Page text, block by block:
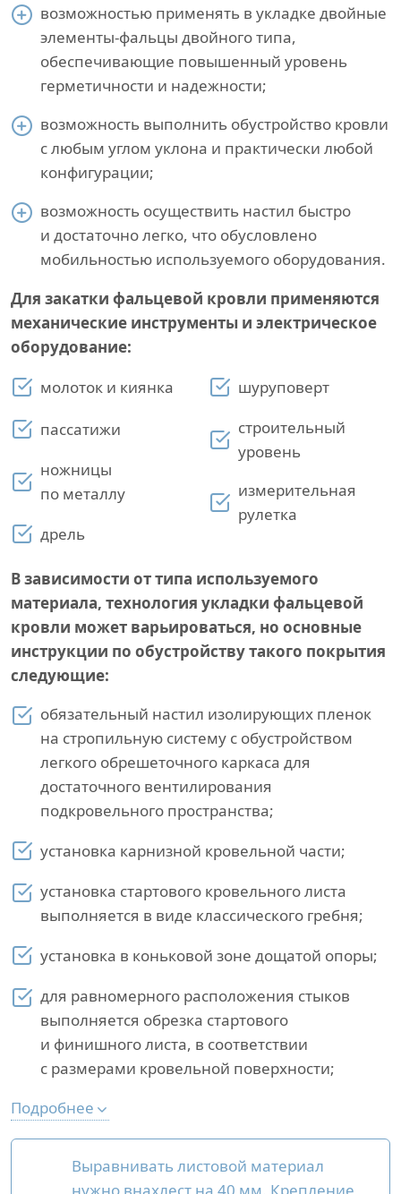
возможностью применять в укладке двойные
элементы-фальцы двойного типа,
обеспечивающие повышенный уровень
герметичности и надежности;
возможность выполнить обустройство кровли
с любым углом уклона и практически любой
конфигурации;
возможность осуществить настил быстро
и достаточно легко, что обусловлено
мобильностью используемого оборудования.
Для закатки фальцевой кровли применяются
механические инструменты и электрическое
оборудование:
молоток и киянка
пассатижи
ножницы
по металлу
дрель
шуруповерт
строительный
уровень
измерительная
рулетка
В зависимости от типа используемого
материала, технология укладки фальцевой
кровли может варьироваться, но основные
инструкции по обустройству такого покрытия
следующие:
обязательный настил изолирующих пленок
на стропильную систему с обустройством
легкого обрешеточного каркаса для
достаточного вентилирования
подкровельного пространства;
установка карнизной кровельной части;
установка стартового кровельного листа
выполняется в виде классического гребня;
установка в коньковой зоне дощатой опоры;
для равномерного расположения стыков
выполняется обрезка стартового
и финишного листа, в соответствии
с размерами кровельной поверхности;
Подробнее
Выравнивать листовой материал